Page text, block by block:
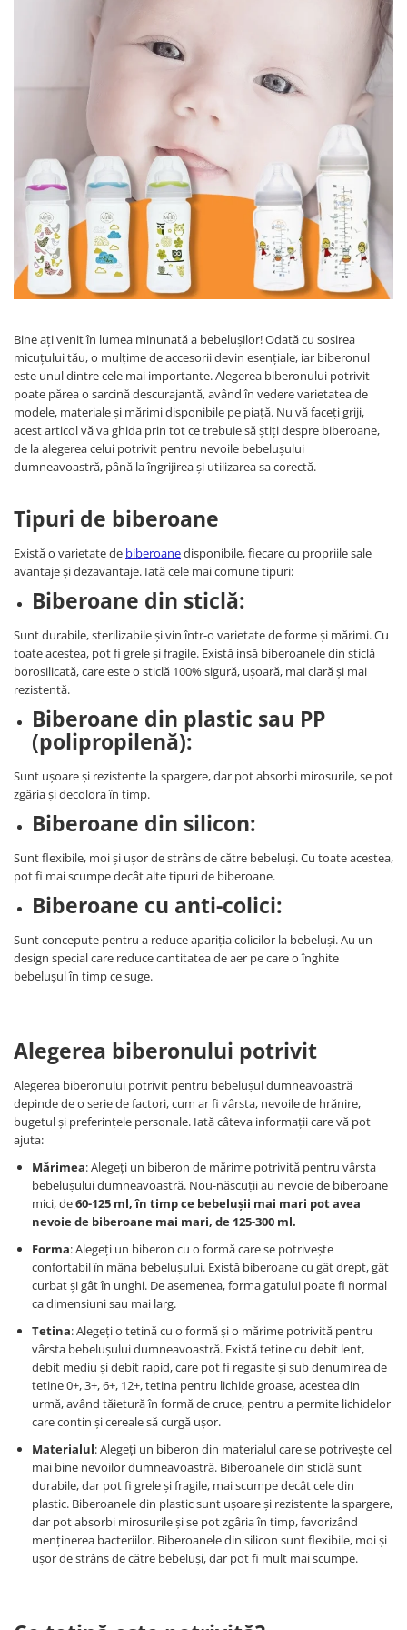
Masti pentru ten si gomaje
Tratamente si seruri pentru ten
Cadite bebe si accesorii baie
Articole igiena dentara copii
Ser fiziologic si comprese sterile
Masti chirurgicale medicale
Bine ați venit în lumea minunată a bebelușilor! Odată cu sosirea
micuțului tău, o mulțime de accesorii devin esențiale, iar biberonul
este unul dintre cele mai importante. Alegerea biberonului potrivit
poate părea o sarcină descurajantă, având în vedere varietatea de
modele, materiale și mărimi disponibile pe piață. Nu vă faceți griji,
acest articol vă va ghida prin tot ce trebuie să știți despre biberoane,
de la alegerea celui potrivit pentru nevoile bebelușului
dumneavoastră, până la îngrijirea și utilizarea sa corectă.
Tipuri de biberoane
Există o varietate de biberoanedisponibile, fiecare cu propriile sale
avantaje și dezavantaje. Iată cele mai comune tipuri:
Biberoane din sticlă:
Sunt durabile, sterilizabile și vin într-o varietate de forme și mărimi. Cu
toate acestea, pot fi grele și fragile. Există insă biberoanele din sticlă
borosilicată, care este o sticlă 100% sigură, ușoară, mai clară și mai
rezistentă.
Biberoane din plastic sau PP
(polipropilenă):
Sunt ușoare și rezistente la spargere, dar pot absorbi mirosurile, se pot
zgâria și decolora în timp.
Biberoane din silicon:
Sunt flexibile, moi și ușor de strâns de către bebeluși. Cu toate acestea,
pot fi mai scumpe decât alte tipuri de biberoane.
Biberoane cu anti-colici:
Sunt concepute pentru a reduce apariția colicilor la bebeluși. Au un
design special care reduce cantitatea de aer pe care o înghite
bebelușul în timp ce suge.
Alegerea biberonului potrivit
Alegerea biberonului potrivit pentru bebelușul dumneavoastră
depinde de o serie de factori, cum ar fi vârsta, nevoile de hrănire,
bugetul și preferințele personale. Iată câteva informații care vă pot
ajuta:
Mărimea: Alegeți un biberon de mărime potrivită pentru vârsta
bebelușului dumneavoastră. Nou-născuții au nevoie de biberoane
mici, de60-125 ml, în timp ce bebelușii mai mari pot avea
nevoie de biberoane mai mari, de 125-300 ml.
Forma: Alegeți un biberon cu o formă care se potrivește
confortabil în mâna bebelușului. Există biberoane cu gât drept, gât
curbat și gât în unghi. De asemenea, forma gatului poate fi normal
ca dimensiuni sau mai larg.
Tetina: Alegeți o tetină cu o formă și o mărime potrivită pentru
vârsta bebelușului dumneavoastră. Există tetine cu debit lent,
debit mediu și debit rapid, care pot fi regasite și sub denumirea de
tetine 0+, 3+, 6+, 12+, tetina pentru lichide groase, acestea din
urmă, având tăietură în formă de cruce, pentru a permite lichidelor
care contin și cereale să curgă ușor.
Materialul: Alegeți un biberon din materialul care se potrivește cel
mai bine nevoilor dumneavoastră. Biberoanele din sticlă sunt
durabile, dar pot fi grele și fragile, mai scumpe decât cele din
plastic. Biberoanele din plastic sunt ușoare și rezistente la spargere,
dar pot absorbi mirosurile și se pot zgâria în timp, favorizând
menținerea bacteriilor. Biberoanele din silicon sunt flexibile, moi și
ușor de strâns de către bebeluși, dar pot fi mult mai scumpe.